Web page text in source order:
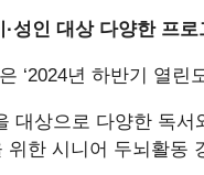
성인 대상 다양한 프
‘2024년 하반기 열린
대상으로 다양한 독
한 시니어 두뇌활동